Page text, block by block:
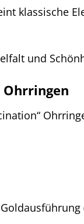
klassische
und
Ohrringen